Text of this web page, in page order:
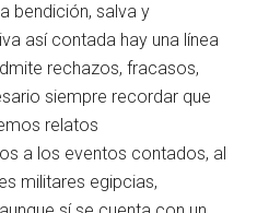
bendición, salva y
así contada hay una línea
rechazos, fracasos,
siempre recordar que
relatos
a los eventos contados, al
militares egipcias,